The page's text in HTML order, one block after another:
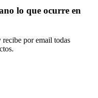
lo que ocurre en
recibe por email todas